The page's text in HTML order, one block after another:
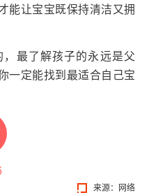
能让宝宝既保持清洁又拥
最了解孩子的永远是父
一定能找到最适合自己宝
来源：网络